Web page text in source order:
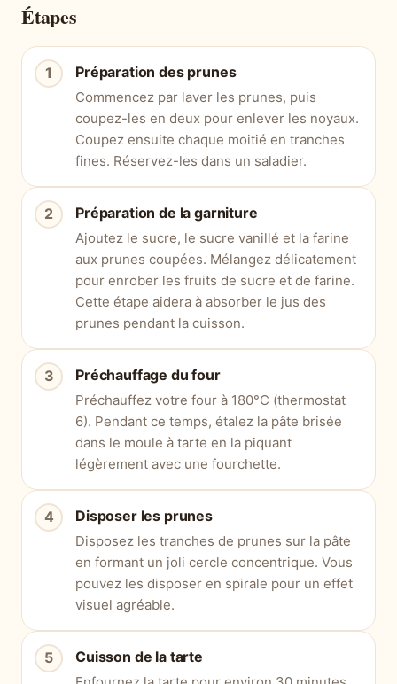
Étapes
Préparation des prunes
Commencez par laver les prunes, puis
coupez-les en deux pour enlever les noyaux.
Coupez ensuite chaque moitié en tranches
fines. Réservez-les dans un saladier.
Préparation de la garniture
Ajoutez le sucre, le sucre vanillé et la farine
aux prunes coupées. Mélangez délicatement
pour enrober les fruits de sucre et de farine.
Cette étape aidera à absorber le jus des
prunes pendant la cuisson.
Préchauffage du four
Préchauffez votre four à 180°C (thermostat
6). Pendant ce temps, étalez la pâte brisée
dans le moule à tarte en la piquant
légèrement avec une fourchette.
Disposer les prunes
Disposez les tranches de prunes sur la pâte
en formant un joli cercle concentrique. Vous
pouvez les disposer en spirale pour un effet
visuel agréable.
Cuisson de la tarte